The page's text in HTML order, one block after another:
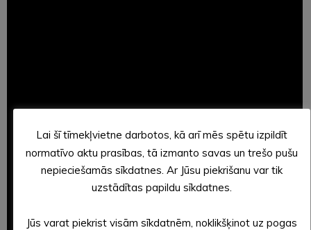
Lai šī tīmekļvietne darbotos, kā arī mēs spētu izpildīt
normatīvo aktu prasības, tā izmanto savas un trešo pušu
nepieciešamās sīkdatnes. Ar Jūsu piekrišanu var tik
uzstādītas papildu sīkdatnes.
Jūs varat piekrist visām sīkdatnēm, noklikšķinot uz pogas